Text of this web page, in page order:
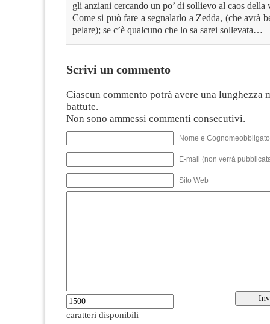
gli anziani cercando un po’ di sollievo al caos della
Come si può fare a segnalarlo a Zedda, (che avrà
pelare); se c’è qualcuno che lo sa sarei sollevata…
Scrivi un commento
Ciascun commento potrà avere una lunghezza
battute.
Non sono ammessi commenti consecutivi.
Nome e
E-mail (non verrà
Sito Web
caratteri disponibili